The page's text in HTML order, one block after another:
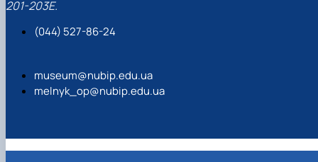
201-203Е.
(044) 527-86-24
museum@nubip.edu.ua
melnyk_op@nubip.edu.ua